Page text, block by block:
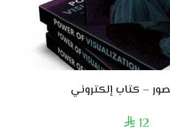
– كتاب إلكتروني
12